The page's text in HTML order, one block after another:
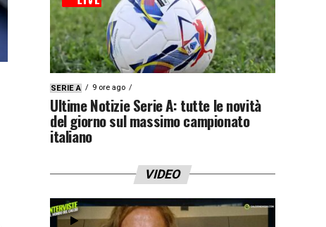
SERIE A 9 ore ago
Ultime Notizie Serie A: tutte le novità
del giorno sul massimo campionato
italiano
VIDEO